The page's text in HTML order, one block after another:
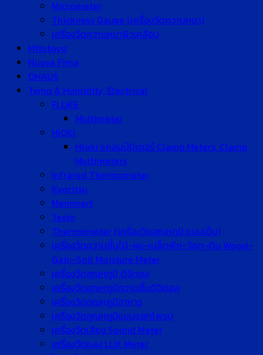
Micrometer
Thickness Gauge (เครื่องวัดความหนา)
เครื่องวัดความหนาผิวเคลือบ
Mitutoyo
Nuova Fima
OHAUS
Temp & Humidity, Electrical
FLUKE
Multimeter
HIOKI
Hioki แคลมป์มิเตอร์ Clamp Meters, Clamp
Multimeters
Infrared Thermometer
Kyoritsu
Memmert
Testo
Thermometer (เครื่องวัดอุณหภูมิ แบบเข็ม)
เครื่องวัดความชื้นไม้-ผง-เมล็ดพืช-วัสดุ-ดิน Wood-
Gain-Soil Moisture Meter
เครื่องวัดอุณหภูมิ ดิจิตอล
เครื่องวัดอุณหภูมิความชื้นดิจิตอล
เครื่องวัดอุณหภูมิอาหาร
เครื่องวัดอุณหภูมิแบบแยกโพรบ
เครื่องวัดเสียง Sound Meter
เครื่องวัดแสง LUX Meter